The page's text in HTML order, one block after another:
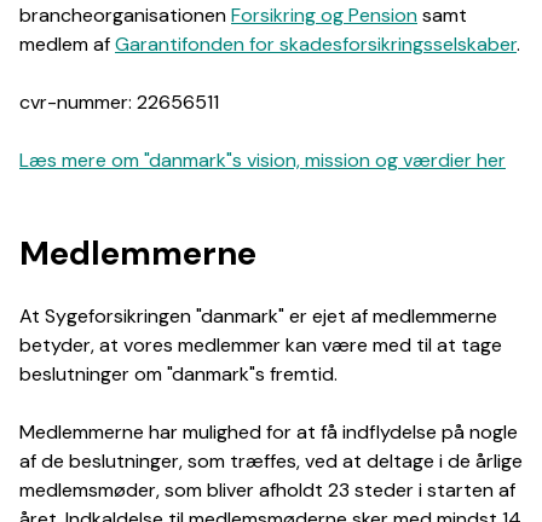
brancheorganisationenForsikring og Pensionsamt
medlem afGarantifonden for skadesforsikringsselskaber.
cvr-nummer: 22656511
Læs mere om "danmark"s vision, mission og værdier her
Medlemmerne
At Sygeforsikringen "danmark" er ejet af medlemmerne
betyder, at vores medlemmer kan være med til at tage
beslutninger om "danmark"s fremtid.
Medlemmerne har mulighed for at få indflydelse på nogle
af de beslutninger, som træffes, ved at deltage i de årlige
medlemsmøder, som bliver afholdt 23 steder i starten af